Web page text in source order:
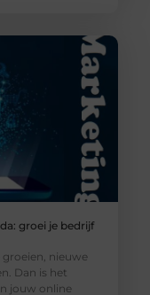
groei je bedrijf
nieuwe
Dan is het
jouw online